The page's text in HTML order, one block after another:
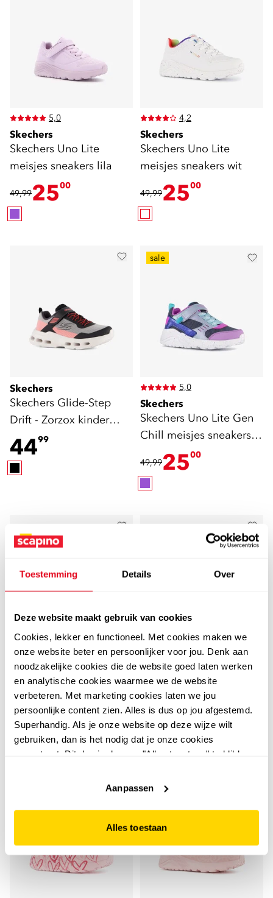
Toestemming Details Over
Deze website maakt gebruik van cookies
Cookies, lekker en functioneel. Met cookies maken we
onze website beter en persoonlijker voor jou. Denk aan
noodzakelijke cookies die de website goed laten werken
en analytische cookies waarmee we de website
verbeteren. Met marketing cookies laten we jou
persoonlijke content zien. Alles is dus op jou afgestemd.
Superhandig. Als je onze website op deze wijze wilt
gebruiken, dan is het nodig dat je onze cookies
accepteert. Dit doe je door op "Alles toestaan" te klikken.
website niet optimaal functioneert.
Aanpassen
Alles toestaan
5,0
Skechers
Skechers Uno Lite
meisjes sneakers lila
49,992500
4,2
Skechers
Skechers Uno Lite
meisjes sneakers wit
49,992500
Skechers
Skechers Glide-Step
Drift - Zorzox kinder
sneakers zwart rood
4499
sale
5,0
Skechers
Skechers Uno Lite Gen
Chill meisjes sneakers
paars
49,992500
Skechers
Skechers Uno Lite 2.0
meisjes sneakers zwart
4999
Skechers
Skechers Jumpsters
meisjes sandalen met
lichtjes
4499